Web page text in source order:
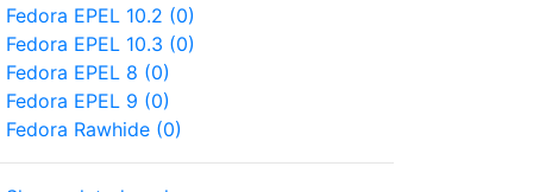
Fedora EPEL 10.2 (0)
Fedora EPEL 10.3 (0)
Fedora EPEL 8 (0)
Fedora EPEL 9 (0)
Fedora Rawhide (0)